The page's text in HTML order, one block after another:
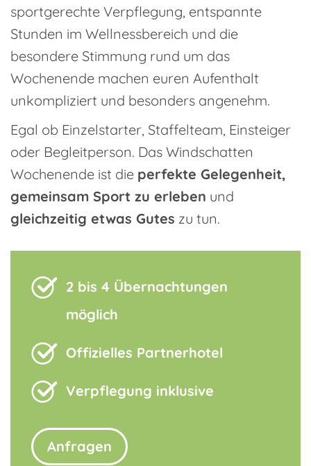
sportgerechte Verpflegung, entspannte
Stunden im Wellnessbereich und die
besondere Stimmung rund um das
Wochenende machen euren Aufenthalt
unkompliziert und besonders angenehm.
Egal ob Einzelstarter, Staffelteam, Einsteiger
oder Begleitperson. Das Windschatten
Wochenende ist die perfekte Gelegenheit,
gemeinsam Sport zu erleben und
gleichzeitig etwas Gutes zu tun.
2 bis 4 Übernachtungen
möglich
Offizielles Partnerhotel
Verpflegung inklusive
Anfragen